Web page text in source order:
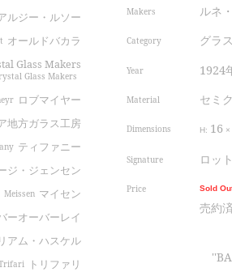
ルジー・ルソー
オールドバカラ
Glass Makers
Glass Makers
ロブマイヤー
地方ガラス工房
ティファニー
ジ・ジェンセン
マイセン
Meissen
ーオーバーレイ
アム・ハスケル
トリファリ
Makers ルネ
Category グラ
Year 1924
Material セミ
Dimensions H: 16 ×
Signature ロッ
Price Sold
売約